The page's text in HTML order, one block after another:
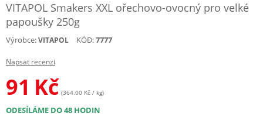
VITAPOL Smakers XXL ořechovo-ovocný pro velké
papoušky 250g
Výrobce:VITAPOL KÓD:7777
Napsat recenzi
91 Kč (364.00 Kč / kg)
ODESÍLÁME DO 48 HODIN